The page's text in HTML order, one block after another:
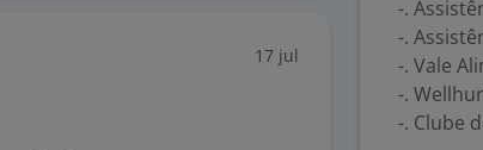
17 jul
-.
-.
-. Vale
-.
-. Clube